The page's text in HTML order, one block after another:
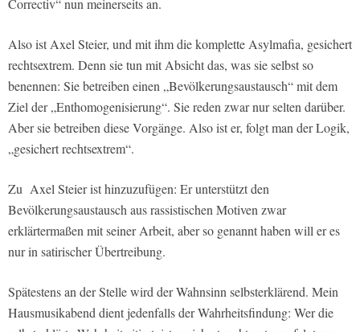
Correctiv“ nun meinerseits an.
Also ist Axel Steier, und mit ihm die komplette Asylmafia, gesichert
rechtsextrem. Denn sie tun mit Absicht das, was sie selbst so
benennen: Sie betreiben einen „Bevölkerungsaustausch“ mit dem
Ziel der „Enthomogenisierung“. Sie reden zwar nur selten darüber.
Aber sie betreiben diese Vorgänge. Also ist er, folgt man der Logik,
„gesichert rechtsextrem“.
Zu Axel Steier ist hinzuzufügen: Er unterstützt den
Bevölkerungsaustausch aus rassistischen Motiven zwar
erklärtermaßen mit seiner Arbeit, aber so genannt haben will er es
nur in satirischer Übertreibung.
Spätestens an der Stelle wird der Wahnsinn selbsterklärend. Mein
Hausmusikabend dient jedenfalls der Wahrheitsfindung: Wer die